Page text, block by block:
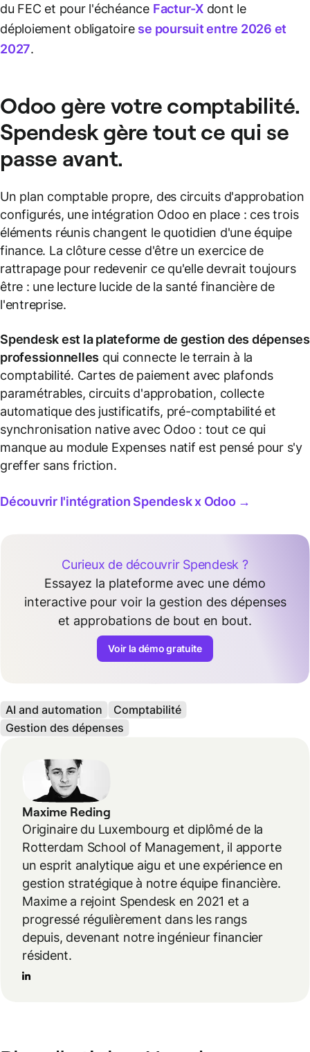
du FEC et pour l'échéance Factur-Xdont le
déploiement obligatoire se poursuit entre 2026 et
2027.
Odoo gère votre comptabilité.
Spendesk gère tout ce qui se
passe avant.
Un plan comptable propre, des circuits d'approbation
configurés, une intégration Odoo en place : ces trois
éléments réunis changent le quotidien d'une équipe
finance. La clôture cesse d'être un exercice de
rattrapage pour redevenir ce qu'elle devrait toujours
être : une lecture lucide de la santé financière de
l'entreprise.
Spendesk est la plateforme de gestion des dépenses
professionnelles qui connecte le terrain à la
comptabilité. Cartes de paiement avec plafonds
paramétrables, circuits d'approbation, collecte
automatique des justificatifs, pré-comptabilité et
synchronisation native avec Odoo : tout ce qui
manque au module Expenses natif est pensé pour s'y
greffer sans friction.
Découvrir l'intégration Spendesk x Odoo →
Curieux de découvrir Spendesk ?
Essayez la plateforme avec une démo
interactive pour voir la gestion des dépenses
et approbations de bout en bout.
Voir la démo gratuite
AI and automation
Comptabilité
Gestion des dépenses
Maxime Reding
Originaire du Luxembourg et diplômé de la
Rotterdam School of Management, il apporte
un esprit analytique aigu et une expérience en
gestion stratégique à notre équipe financière.
Maxime a rejoint Spendesk en 2021 et a
progressé régulièrement dans les rangs
depuis, devenant notre ingénieur financier
résident.